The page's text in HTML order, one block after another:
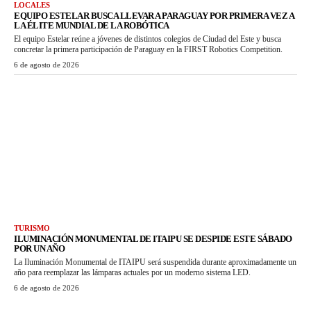
LOCALES
EQUIPO ESTELAR BUSCA LLEVAR A PARAGUAY POR PRIMERA VEZ A
LA ÉLITE MUNDIAL DE LA ROBÓTICA
El equipo Estelar reúne a jóvenes de distintos colegios de Ciudad del Este y busca
concretar la primera participación de Paraguay en la FIRST Robotics Competition.
6 de agosto de 2026
TURISMO
ILUMINACIÓN MONUMENTAL DE ITAIPU SE DESPIDE ESTE SÁBADO
POR UN AÑO
La Iluminación Monumental de ITAIPU será suspendida durante aproximadamente un
año para reemplazar las lámparas actuales por un moderno sistema LED.
6 de agosto de 2026